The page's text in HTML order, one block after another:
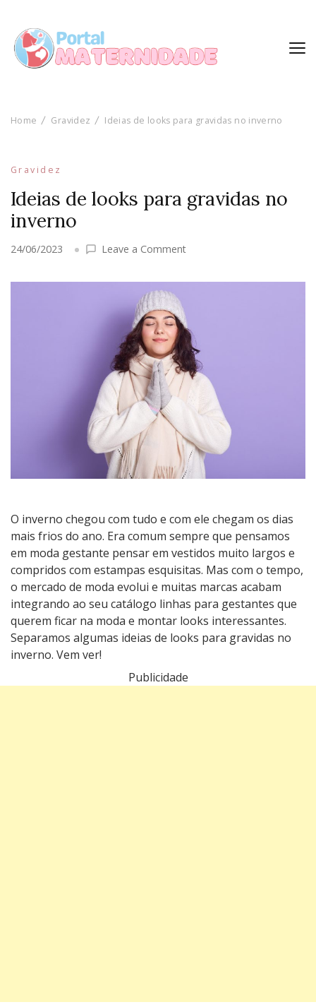
Home Gravidez Ideias de looks para gravidas no inverno
Gravidez
Ideias de looks para gravidas no
inverno
24/06/2023 Leave a Commenton
de
gravidas
no
inverno
O inverno chegou com tudo e com ele chegam os dias
mais frios do ano. Era comum sempre que pensamos
em moda gestante pensar em vestidos muito largos e
compridos com estampas esquisitas. Mas com o tempo,
o mercado de moda evolui e muitas marcas acabam
integrando ao seu catálogo linhas para gestantes que
querem ficar na moda e montar looks interessantes.
Separamos algumas ideias de looks para gravidas no
inverno. Vem ver!
Publicidade